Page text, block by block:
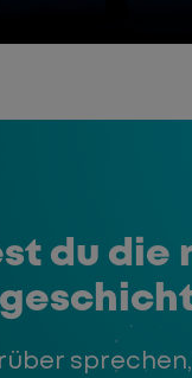
du die